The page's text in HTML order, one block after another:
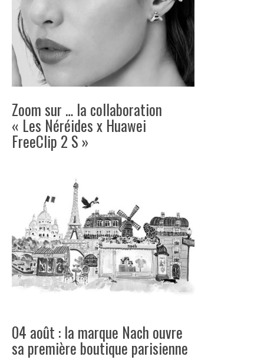
Zoom sur … la collaboration
« Les Néréides x Huawei
FreeClip 2 S »
04 août : la marque Nach ouvre
sa première boutique parisienne